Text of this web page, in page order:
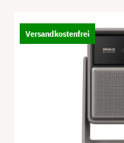
Versandkostenfrei